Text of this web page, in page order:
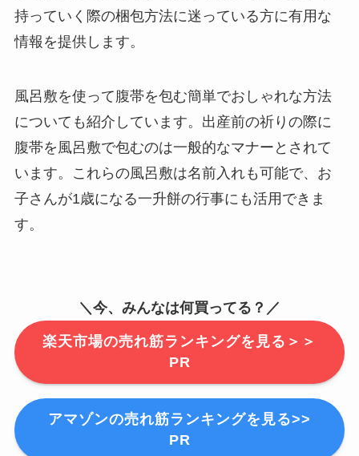
持っていく際の梱包方法に迷っている方に有用な
情報を提供します。
風呂敷を使って腹帯を包む簡単でおしゃれな方法
についても紹介しています。出産前の祈りの際に
腹帯を風呂敷で包むのは一般的なマナーとされて
います。これらの風呂敷は名前入れも可能で、お
子さんが1歳になる一升餅の行事にも活用できま
す。
＼今、みんなは何買ってる？／
楽天市場の売れ筋ランキングを見る＞＞
PR
アマゾンの売れ筋ランキングを見る>>
PR